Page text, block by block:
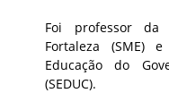
Foi professor da
Fortaleza (SME)
Educação do
(SEDUC).